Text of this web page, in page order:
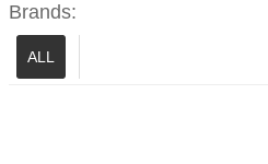
Brands:
ALL